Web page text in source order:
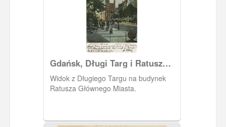
Gdańsk, Długi Targ i Ratusz
Głównego Miasta
Widok z Długiego Targu na budynek
Ratusza Głównego Miasta.